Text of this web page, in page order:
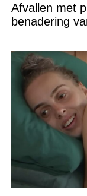
Afvallen met
benadering